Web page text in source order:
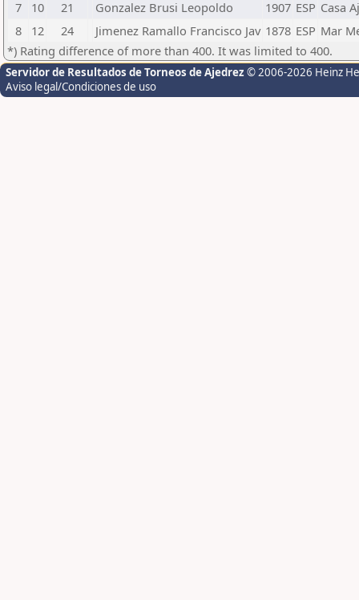
7
10 21 Gonzalez Brusi Leopoldo 1907 ESP Casa
8
12 24 Jimenez Ramallo Francisco Jav 1878 ESP Mar
*) Rating difference of more than 400. It was limited to 400.
Servidor de Resultados de Torneos de Ajedrez © 2006-2026 Heinz
Aviso legal/Condiciones de uso